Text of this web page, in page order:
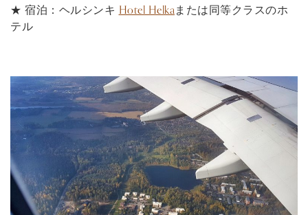
★ 宿泊：ヘルシンキHotel Helkaまたは同等クラスのホ
テル